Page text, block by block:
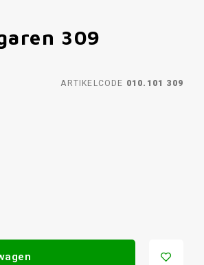
309
ARTIKELCODE 010.101 309